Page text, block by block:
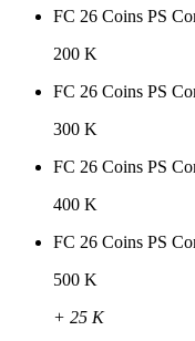
FC 26 Coins PS
200 K
FC 26 Coins PS
300 K
FC 26 Coins PS
400 K
FC 26 Coins PS
500 K
+ 25 K